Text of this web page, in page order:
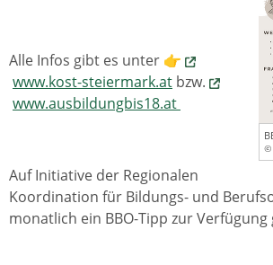
©
Alle Infos gibt es unter 👉
www.kost-steiermark.at bzw.
www.ausbildungbis18.at
Auf Initiative der Regionalen
Koordination für Bildungs- und
monatlich ein BBO-Tipp zur Verfügung